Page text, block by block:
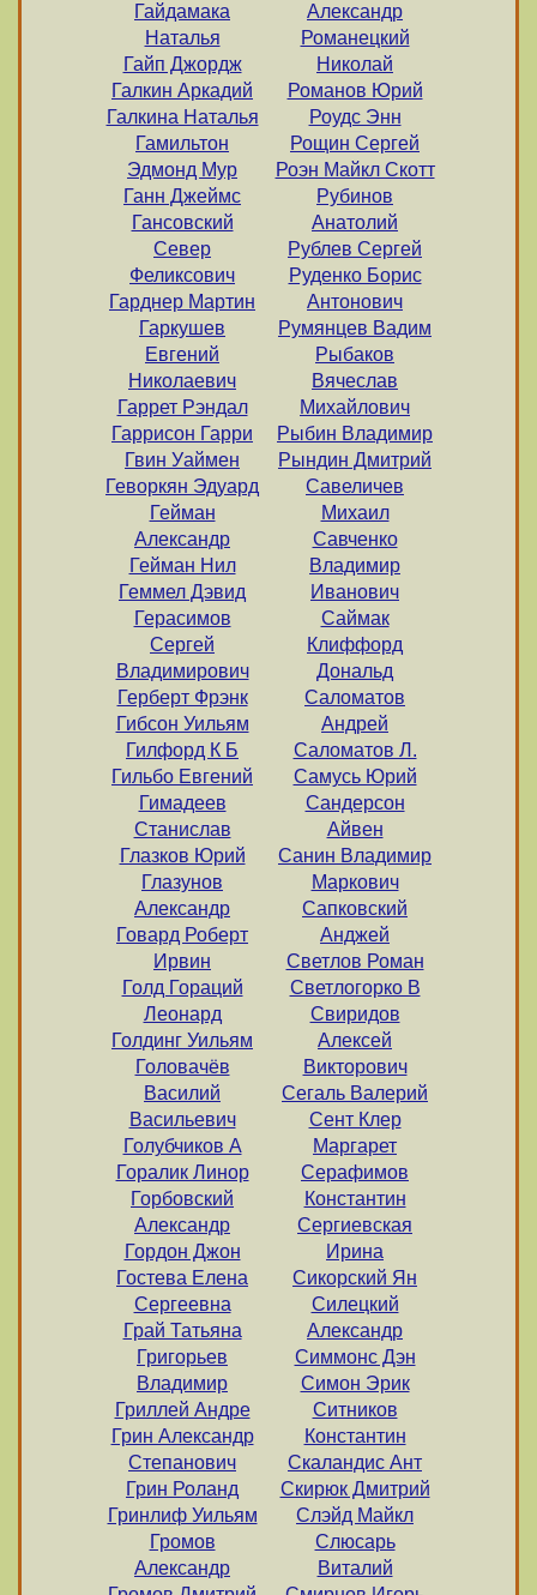
Гайдамака
Наталья
Гайп Джордж
Галкин Аркадий
Галкина Наталья
Гамильтон
Эдмонд Мур
Ганн Джеймс
Гансовский
Север
Феликсович
Гарднер Мартин
Гаркушев
Евгений
Николаевич
Гаррет Рэндал
Гаррисон Гарри
Гвин Уаймен
Геворкян Эдуард
Гейман
Александр
Гейман Нил
Геммел Дэвид
Герасимов
Сергей
Владимирович
Герберт Фрэнк
Гибсон Уильям
Гилфорд К Б
Гильбо Евгений
Гимадеев
Станислав
Глазков Юрий
Глазунов
Александр
Говард Роберт
Ирвин
Голд Гораций
Леонард
Голдинг Уильям
Головачёв
Василий
Васильевич
Голубчиков А
Горалик Линор
Горбовский
Александр
Гордон Джон
Гостева Елена
Сергеевна
Грай Татьяна
Григорьев
Владимир
Гриллей Андре
Грин Александр
Степанович
Грин Роланд
Гринлиф Уильям
Громов
Александр
Александр
Романецкий
Николай
Романов Юрий
Роудс Энн
Рощин Сергей
Роэн Майкл Скотт
Рубинов
Анатолий
Рублев Сергей
Руденко Борис
Антонович
Румянцев Вадим
Рыбаков
Вячеслав
Михайлович
Рыбин Владимир
Рындин Дмитрий
Савеличев
Михаил
Савченко
Владимир
Иванович
Саймак
Клиффорд
Дональд
Саломатов
Андрей
Саломатов Л.
Самусь Юрий
Сандерсон
Айвен
Санин Владимир
Маркович
Сапковский
Анджей
Светлов Роман
Светлогорко В
Свиридов
Алексей
Викторович
Сегаль Валерий
Сент Клер
Маргарет
Серафимов
Константин
Сергиевская
Ирина
Сикорский Ян
Силецкий
Александр
Симмонс Дэн
Симон Эрик
Ситников
Константин
Скаландис Ант
Скирюк Дмитрий
Слэйд Майкл
Слюсарь
Виталий